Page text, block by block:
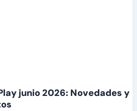
junio 2026: Novedades y